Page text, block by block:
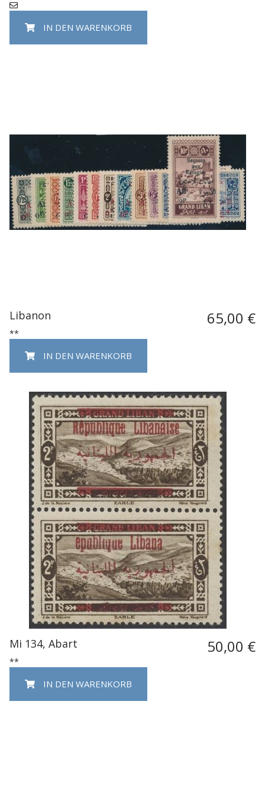
IN DEN WARENKORB
Libanon 65,00 €
**
IN DEN WARENKORB
Mi 134, Abart 50,00 €
**
IN DEN WARENKORB